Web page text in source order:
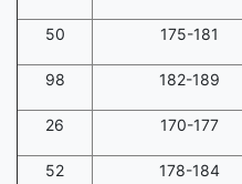
50 175-181
98 182-189
26 170-177
52 178-184